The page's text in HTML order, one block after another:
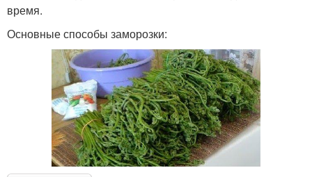
время.
Основные способы заморозки: